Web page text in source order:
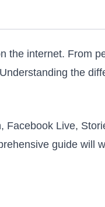
the internet. From
the
Facebook Live,
guide will